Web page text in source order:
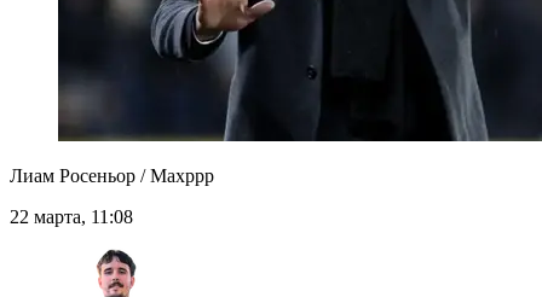
Лиам Росеньор / Maxppp
22 марта, 11:08